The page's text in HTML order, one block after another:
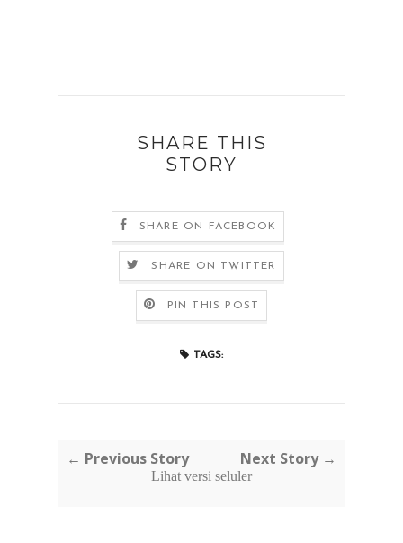
SHARE THIS
STORY
SHARE ON FACEBOOK
SHARE ON TWITTER
PIN THIS POST
TAGS:
← Previous Story Next Story →
Lihat versi seluler